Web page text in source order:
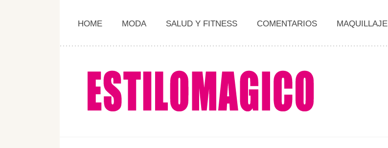
HOME MODA SALUD Y FITNESS COMENTARIOS MAQUILLAJE